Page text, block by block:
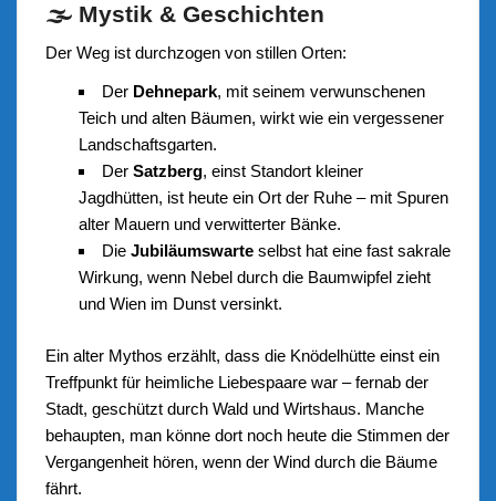
🌫️ Mystik & Geschichten
Der Weg ist durchzogen von stillen Orten:
Der Dehnepark, mit seinem verwunschenen
Teich und alten Bäumen, wirkt wie ein vergessener
Landschaftsgarten.
DerSatzberg, einst Standort kleiner
Jagdhütten, ist heute ein Ort der Ruhe – mit Spuren
alter Mauern und verwitterter Bänke.
DieJubiläumswarte selbst hat eine fast sakrale
Wirkung, wenn Nebel durch die Baumwipfel zieht
und Wien im Dunst versinkt.
Ein alter Mythos erzählt, dass die Knödelhütte einst ein
Treffpunkt für heimliche Liebespaare war – fernab der
Stadt, geschützt durch Wald und Wirtshaus. Manche
behaupten, man könne dort noch heute die Stimmen der
Vergangenheit hören, wenn der Wind durch die Bäume
fährt.